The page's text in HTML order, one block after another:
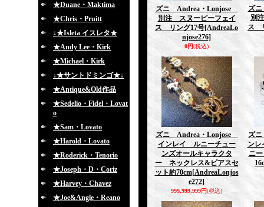
★Duane・Maktima
★Chris・Pruitt
↓★Isleta イスレタ★
★Andy Lee・Kirk
★Michael・Kirk
↓★サントドミンゴ★↓
★Antique&Old作品
★Sedelio・Fidel・Lovat
o
★Sam・Lovato
★Harold・Lovato
★Roderick・Tenorio
★Joseph・D・Coriz
★Harvey・Chavez
★Joe&Angle・Reano
ズニ Andrea・Lonjose
別注 スヌーピーフェイ
ス リング17号[AndreaLo
njose276]
0円(税込)
ズ
別
ス
ズニ Andrea・Lonjose
インレイ ルニーチュー
ンズオールキャラクタ
ー ネックレス&ピアスセ
ット約70cm[AndreaLonjos
e272]
999,999,999円(税込)
ズ
ン
ニ